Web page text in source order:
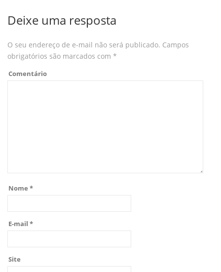
Deixe uma resposta
O seu endereço de e-mail não será publicado. Campos
obrigatórios são marcados com *
Comentário
Nome *
E-mail *
Site